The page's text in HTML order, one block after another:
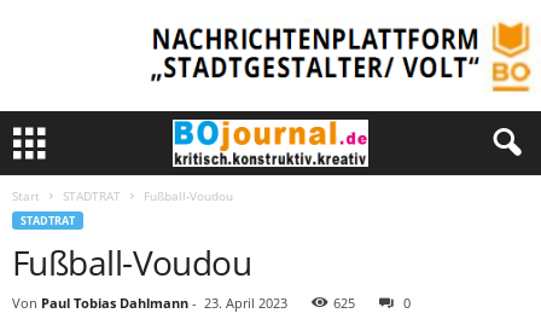
Start STADTRAT Fußball-Voudou
STADTRAT
Fußball-Voudou
Von Paul Tobias Dahlmann - 23. April 2023 625 0